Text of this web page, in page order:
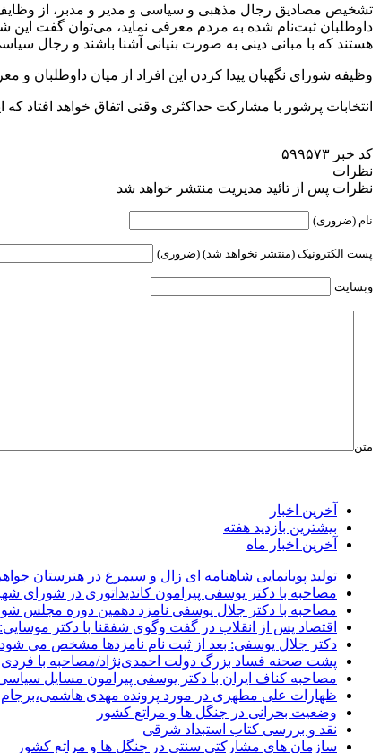
تشخیص مصادیق رجال مذهبی و سیاسی و مدیر و مدبر، از
داوطلبان ثبت‌نام شده به مردم معرفی نماید، می‌توان گفت
هستند که با مبانی دینی به صورت بنیانی آشنا باشند و رجال
وظیفه شورای نگهبان پیدا کردن این افراد از میان داوطلبان
انتخابات پرشور با مشارکت حداکثری وقتی اتفاق خواهد افتاد
کد خبر ۵۹۹۵۷۳
نظرات
نظرات پس از تائید مدیریت منتشر خواهد شد
نام (ضروری)
پست الکترونیک (منتشر نخواهد شد) (ضروری)
وبسایت
متن
آخرین اخبار
بیشترین بازدید هفته
آخرین اخبار ماه
تولید پویانمایی شاهنامه ای زال و سیمرغ در هنرستان
مصاحبه با دکتر یوسفی پیرامون کاندیداتوری در شورای
مصاحبه با دکتر جلال یوسفی نامزد دهمین دوره مجلس
اقتصاد پس از انقلاب در گفت وگوی شفقنا با دکتر
دکتر جلال یوسفی: بعد از ثبت نام نامزدها مشخص می
پشت صحنه فساد بزرگ دولت احمدی‌نژاد/مصاحبه با
مصاحبه کناف ایران با دکتر یوسفی پیرامون مسایل
ظهارات علی مطهری در مورد پرونده مهدی
وضعیت بحرانی در جنگل ها و مراتع کشور
نقد و بررسی کتاب استبداد شرقی
سازمان های مشارکتی سنتی در جنگل ها و مراتع کشور